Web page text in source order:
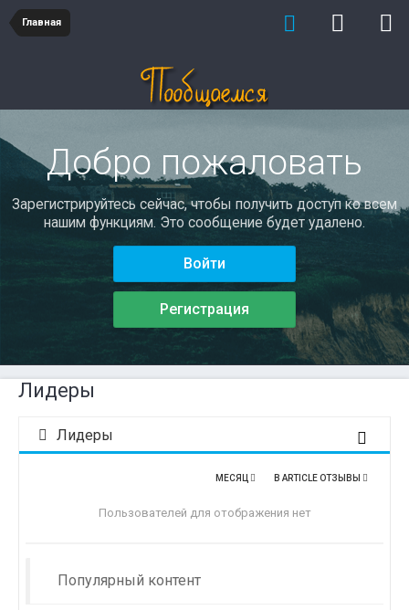
Главная
Добро пожаловать
Зарегистрируйтесь сейчас, чтобы получить доступ ко всем
нашим функциям. Это сообщение будет удалено.
Войти
Регистрация
Лидеры
Лидеры
В ARTICLE ОТЗЫВЫ
МЕСЯЦ
Пользователей для отображения нет
Популярный контент